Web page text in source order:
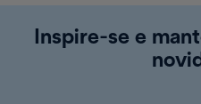
Inspire-se e